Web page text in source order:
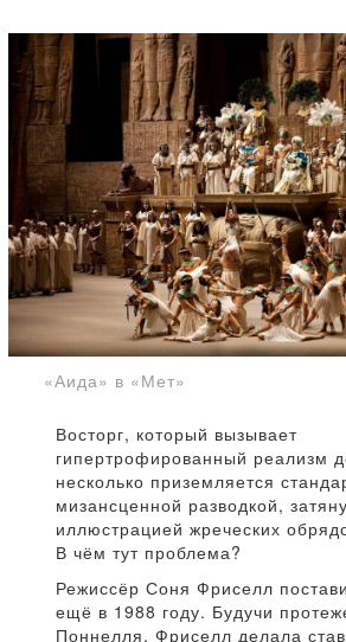
«Аида» в «Мет»
Восторг, который вызывает
гипертрофированный реализм
несколько приземляется
мизансценной разводкой,
иллюстрацией жреческих
В чём тут проблема?
Режиссёр Соня Фриселл
ещё в 1988 году. Будучи
Поннелля, Фриселл делала